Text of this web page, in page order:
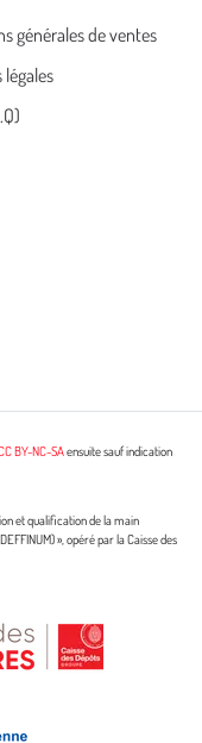
générales de ventes
BY-NC-SAensuite sauf indication
et qualification de la main
», opéré par la Caisse des